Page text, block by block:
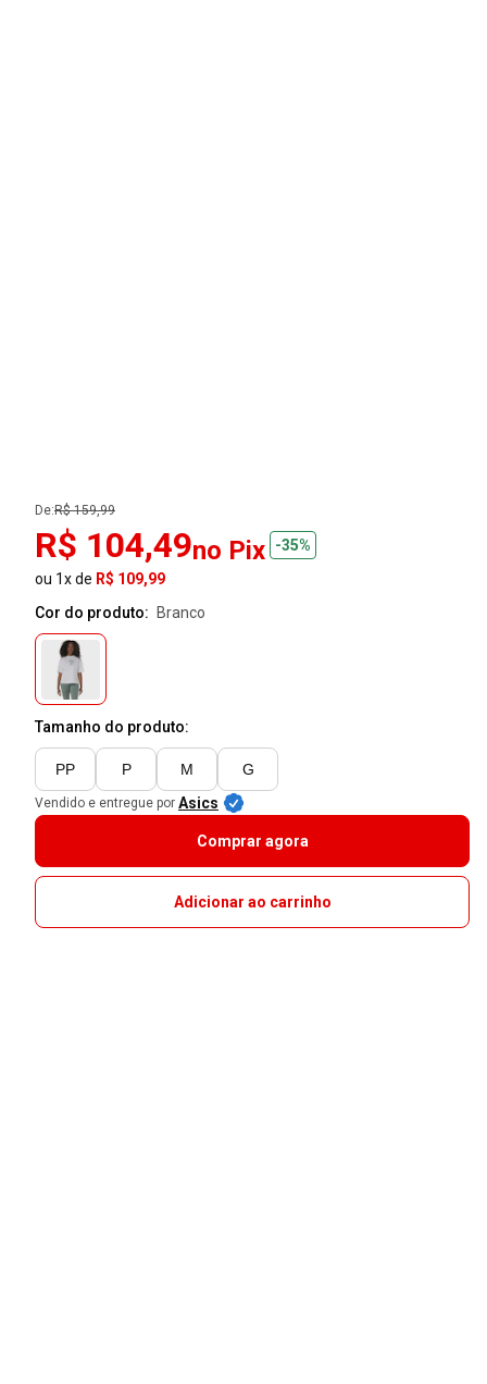
De:R$ 159,99
R$ 104,49no Pix
-35%
ou 1x de R$ 109,99
Cor do produto:
branco
Tamanho do produto:
PP P M G
Vendido e entregue por Asics
Comprar agora
Adicionar ao carrinho